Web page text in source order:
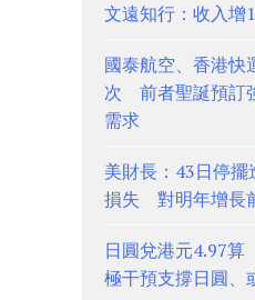
文遠知行：收入增
國泰航空、香港快
次 前者聖誕預訂
需求
美財長：43日停
損失 對明年增長
日圓兌港元4.97
極干預支撐日圓、